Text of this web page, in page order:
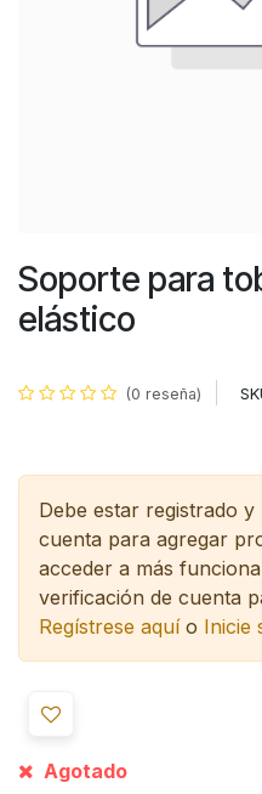
Soporte para
elástico
(0 reseña)
Debe estar registrado
cuenta para agregar
acceder a más
verificación de cuenta
Regístrese aquío Inicie
Agotado